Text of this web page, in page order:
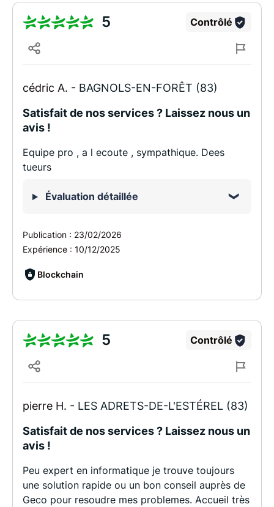
5 Contrôlé
cédric A. - BAGNOLS-EN-FORÊT (83)
Satisfait de nos services ? Laissez nous un
avis !
Equipe pro , a l ecoute , sympathique. Dees
tueurs
Évaluation détaillée
Publication : 23/02/2026
Expérience : 10/12/2025
Blockchain
5 Contrôlé
pierre H. - LES ADRETS-DE-L'ESTÉREL (83)
Satisfait de nos services ? Laissez nous un
avis !
Peu expert en informatique je trouve toujours
une solution rapide ou un bon conseil auprès de
Geco pour resoudre mes problemes. Accueil très